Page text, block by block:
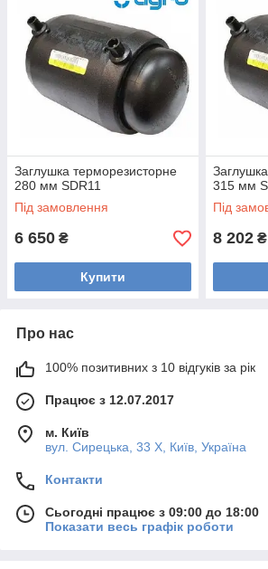
Заглушка терморезисторне
280 мм SDR11
Під замовлення
6 650 ₴
Купити
315 мм
Під
8 202 ₴
Про нас
100% позитивних з 10 відгуків за рік
Працює з 12.07.2017
м. Київ
вул. Сирецька, 33 Х, Київ, Україна
Контакти
Сьогодні працює з 09:00 до 18:00
Показати весь графік роботи